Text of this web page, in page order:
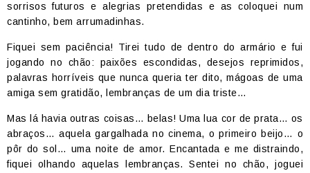
sorrisos futuros e alegrias pretendidas e as coloquei num
cantinho, bem arrumadinhas.
Fiquei sem paciência! Tirei tudo de dentro do armário e fui
jogando no chão: paixões escondidas, desejos reprimidos,
palavras horríveis que nunca queria ter dito, mágoas de uma
amiga sem gratidão, lembranças de um dia triste…
Mas lá havia outras coisas… belas! Uma lua cor de prata… os
abraços… aquela gargalhada no cinema, o primeiro beijo… o
pôr do sol… uma noite de amor. Encantada e me distraindo,
fiquei olhando aquelas lembranças. Sentei no chão, joguei